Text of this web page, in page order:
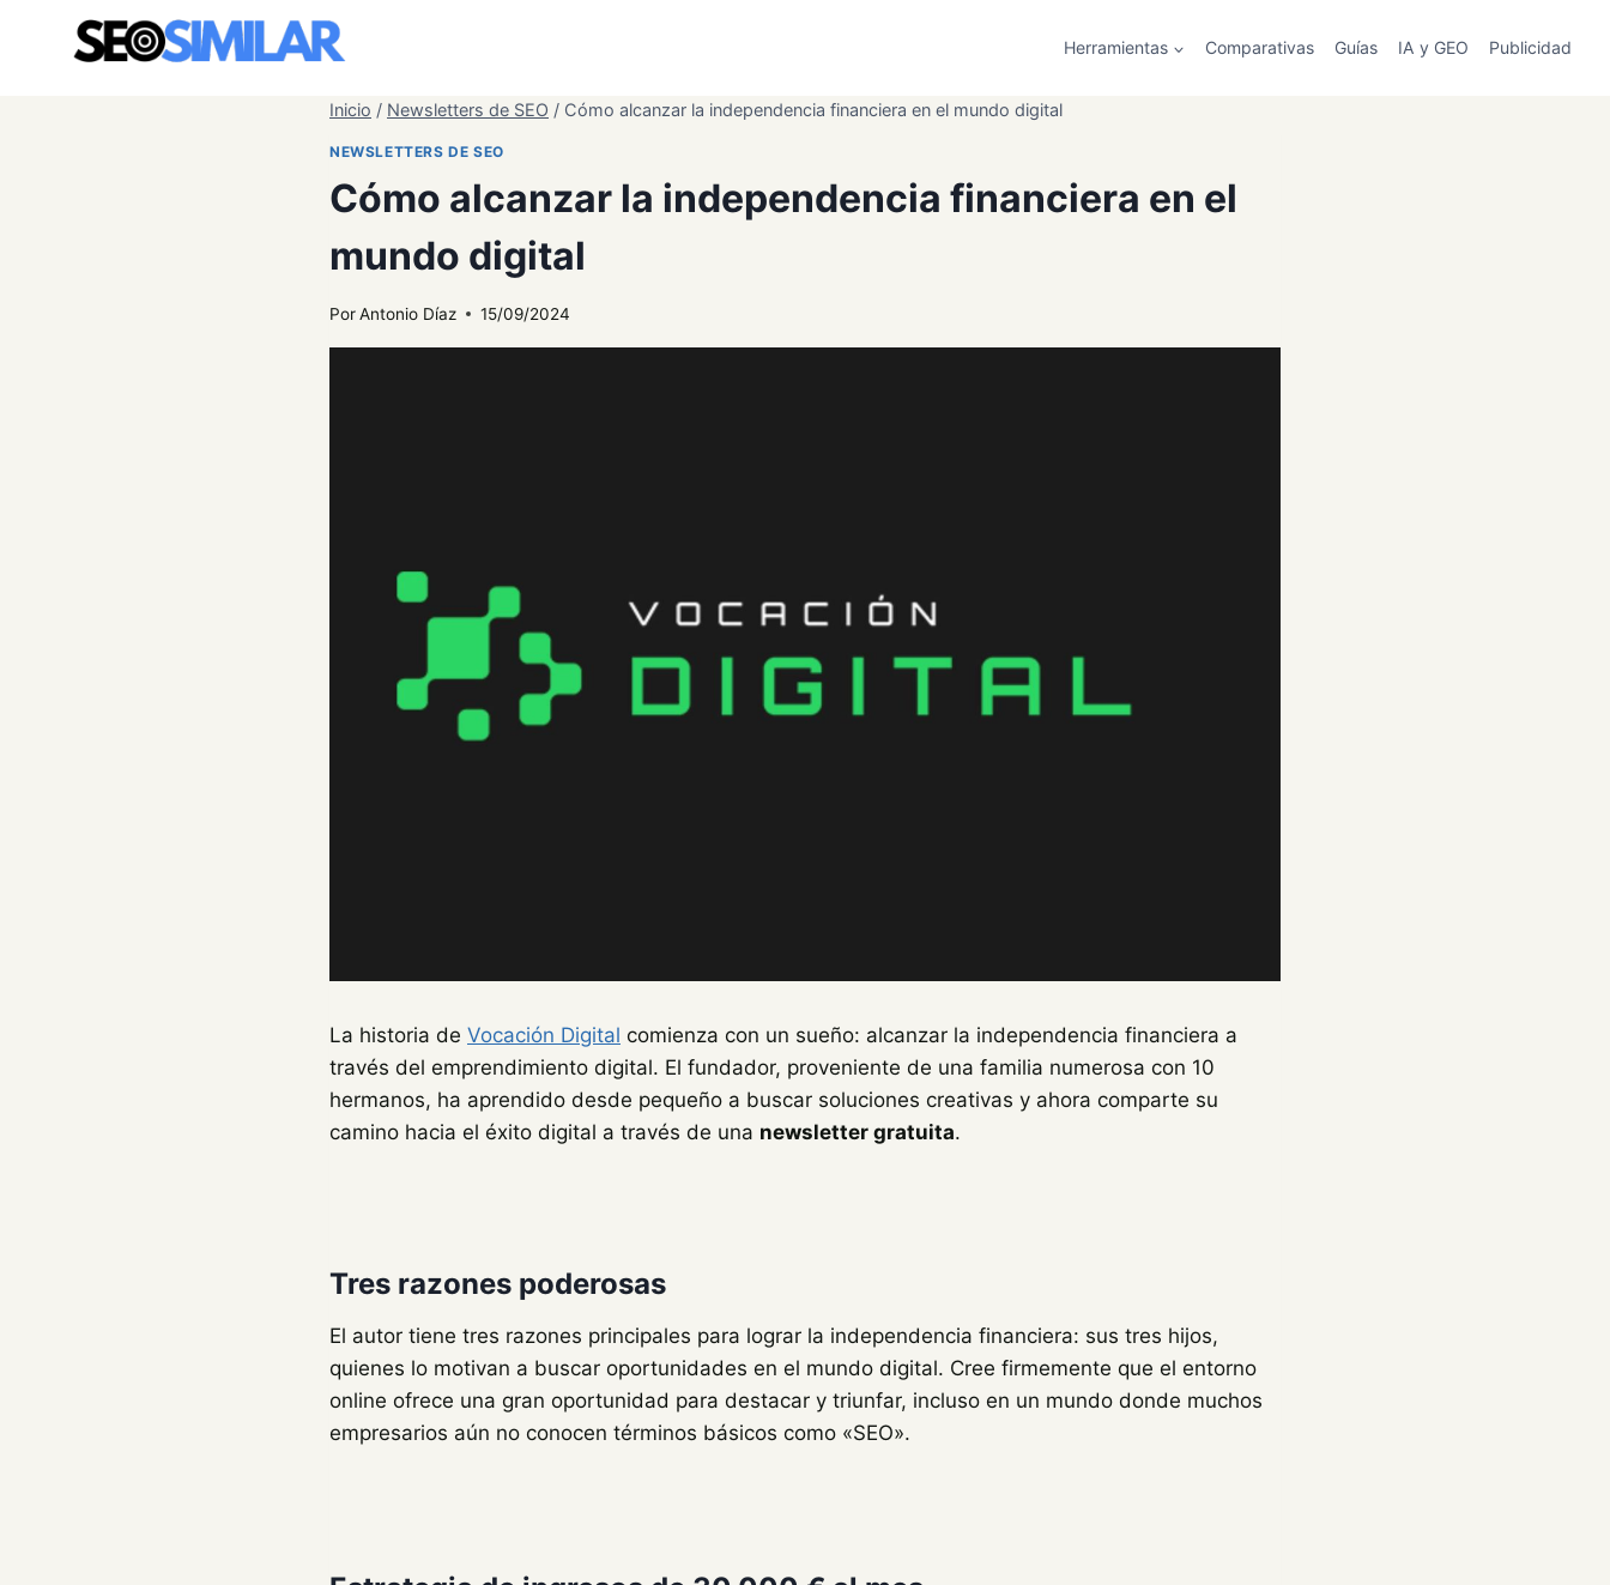
Herramientas Comparativas Guías IA y GEO Publicidad
Inicio / Newsletters de SEO / Cómo alcanzar la independencia financiera en el mundo digital
NEWSLETTERS DE SEO
Cómo alcanzar la independencia financiera en el
mundo digital
PorAntonio Díaz 15/09/2024
La historia de Vocación Digital comienza con un sueño: alcanzar la independencia financiera a
través del emprendimiento digital. El fundador, proveniente de una familia numerosa con 10
hermanos, ha aprendido desde pequeño a buscar soluciones creativas y ahora comparte su
camino hacia el éxito digital a través de una newsletter gratuita.
Tres razones poderosas
El autor tiene tres razones principales para lograr la independencia financiera: sus tres hijos,
quienes lo motivan a buscar oportunidades en el mundo digital. Cree firmemente que el entorno
online ofrece una gran oportunidad para destacar y triunfar, incluso en un mundo donde muchos
empresarios aún no conocen términos básicos como «SEO».